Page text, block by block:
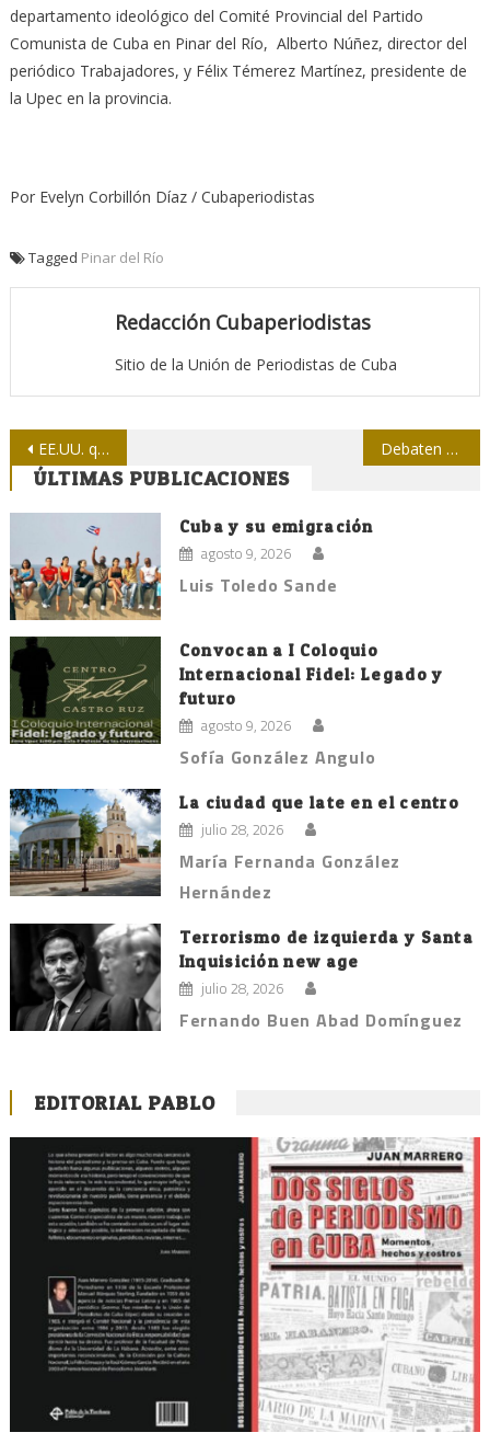
departamento ideológico del Comité Provincial del Partido
Comunista de Cuba en Pinar del Río, Alberto Núñez, director del
periódico Trabajadores, y Félix Témerez Martínez, presidente de
la Upec en la provincia.
Por Evelyn Corbillón Díaz / Cubaperiodistas
Tagged Pinar del Río
Redacción Cubaperiodistas
Sitio de la Unión de Periodistas de Cuba
Navegación
de
entradas
EE.UU. quiere mantener venda informativa sobre AL Debaten en Holguín sobre retos actuales de la prensa cubana
ÚLTIMAS PUBLICACIONES
Cuba y su emigración
agosto 9, 2026
Luis Toledo Sande
Convocan a I Coloquio
Internacional Fidel: Legado y
futuro
agosto 9, 2026
Sofía González Angulo
La ciudad que late en el centro
julio 28, 2026
María Fernanda González
Hernández
Terrorismo de izquierda y Santa
Inquisición new age
julio 28, 2026
Fernando Buen Abad Domínguez
EDITORIAL PABLO